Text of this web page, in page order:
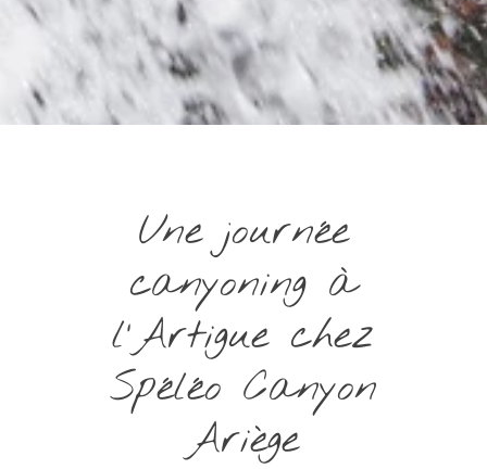
Une journée
canyoning à
l'Artigue chez
Spéléo Canyon
Ariège